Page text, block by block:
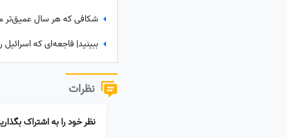
نظرات
نظر خود را به اشتراک